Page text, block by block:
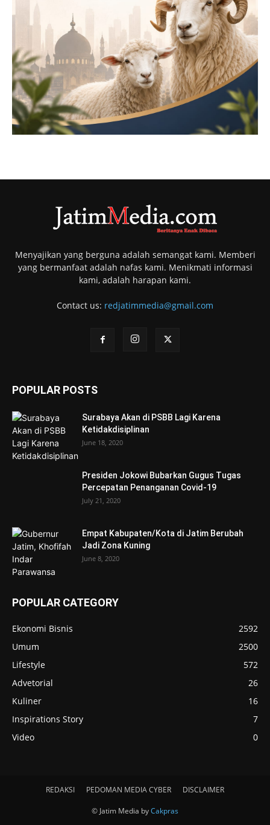
Menyajikan yang berguna adalah semangat kami. Memberi
yang bermanfaat adalah nafas kami. Menikmati informasi
kami, adalah harapan kami.
Contact us: redjatimmedia@gmail.com
POPULAR POSTS
Surabaya Akan di PSBB Lagi Karena
Ketidakdisiplinan
June 18, 2020
Presiden Jokowi Bubarkan Gugus Tugas
Percepatan Penanganan Covid-19
July 21, 2020
Empat Kabupaten/Kota di Jatim Berubah
Jadi Zona Kuning
June 8, 2020
POPULAR CATEGORY
Ekonomi Bisnis
2592
Umum
2500
Lifestyle
572
Advetorial
26
Kuliner
16
Inspirations Story
7
Video
0
REDAKSI PEDOMAN MEDIA CYBER DISCLAIMER
© Jatim Media byCakpras